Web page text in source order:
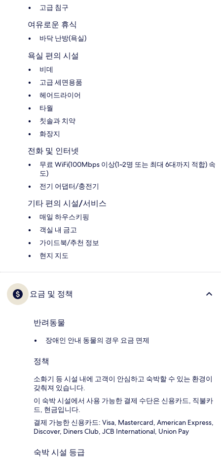
고급 침구
여유로운 휴식
바닥 난방(욕실)
욕실 편의 시설
비데
고급 세면용품
헤어드라이어
타월
칫솔과 치약
화장지
전화 및 인터넷
무료 WiFi(100Mbps 이상(1~2명 또는 최대 6대까지 적합) 속
도)
전기 어댑터/충전기
기타 편의 시설/서비스
매일 하우스키핑
객실 내 금고
가이드북/추천 정보
현지 지도
요금 및 정책
반려동물
장애인 안내 동물의 경우 요금 면제
정책
소화기 등 시설 내에 고객이 안심하고 숙박할 수 있는 환경이
갖춰져 있습니다.
이 숙박 시설에서 사용 가능한 결제 수단은 신용카드, 직불카
드, 현금입니다.
결제 가능한 신용카드: Visa, Mastercard, American Express,
Discover, Diners Club, JCB International, Union Pay
숙박 시설 등급